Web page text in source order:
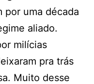
por uma década
aliado.
milícias
pra trás
Muito desse